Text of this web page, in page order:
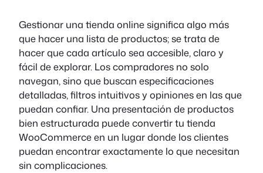
Gestionar una tienda online significa algo más
que hacer una lista de productos; se trata de
hacer que cada artículo sea accesible, claro y
fácil de explorar. Los compradores no solo
navegan, sino que buscan especificaciones
detalladas, filtros intuitivos y opiniones en las que
puedan confiar. Una presentación de productos
bien estructurada puede convertir tu tienda
WooCommerce en un lugar donde los clientes
puedan encontrar exactamente lo que necesitan
sin complicaciones.